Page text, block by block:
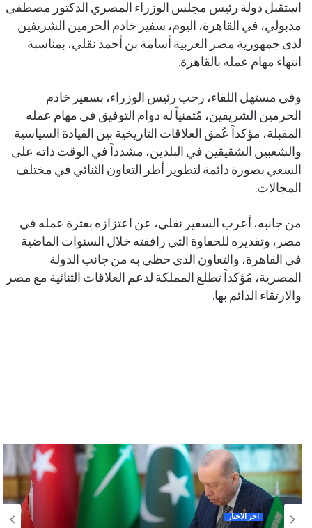
استقبل دولة رئيس مجلس الوزراء المصري الدكتور مصطفى
مدبولي، في القاهرة، اليوم، سفير خادم الحرمين الشريفين
لدى جمهورية مصر العربية أسامة بن أحمد نقلي، بمناسبة
انتهاء مهام عمله بالقاهرة.
وفي مستهل اللقاء، رحب رئيس الوزراء، بسفير خادم
الحرمين الشريفين، مُتمنياً له دوام التوفيق في مهام عمله
المقبلة، مؤكداً عُمق العلاقات التاريخية بين القيادة السياسية
والشعبين الشقيقين في البلدين، مشدداً في الوقت ذاته على
السعي بصورة دائمة لتطوير أطر التعاون الثنائي في مختلف
المجالات.
من جانبه، أعرب السفير نقلي، عن اعتزازه بفترة عمله في
مصر، وتقديره للحفاوة التي رافقته خلال السنوات الماضية
في القاهرة، والتعاون الذي حظي به من جانب الدولة
المصرية، مُؤكداً تطلع المملكة لدعم العلاقات الثنائية مع مصر
والارتقاء الدائم بها.
آخر الأخبار